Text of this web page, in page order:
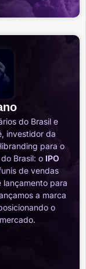
do Brasil e
investidor da
para o
Brasil: o IPO
de vendas
para
a marca
o